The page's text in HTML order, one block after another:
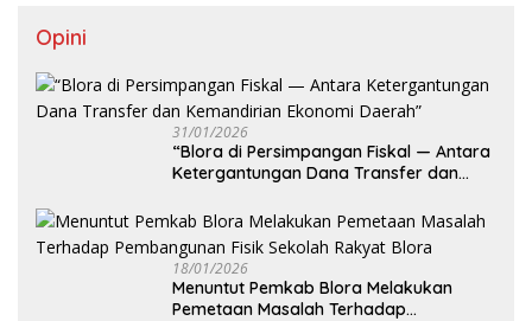
Opini
31/01/2026
‎“Blora di Persimpangan Fiskal — Antara
Ketergantungan Dana Transfer dan
18/01/2026
‎Menuntut Pemkab Blora Melakukan
Pemetaan Masalah Terhadap